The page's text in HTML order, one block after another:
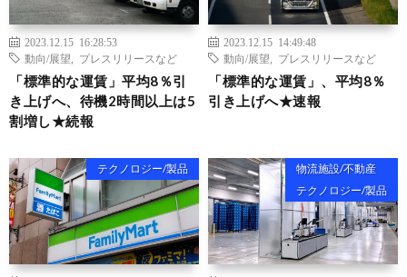
2023.12.15 16:28:53
動向/展望
プレスリリースなど
「標準的な運賃」平均8％引
き上げへ、待機2時間以上は5
割増し★続報
2023.12.15 14:49:48
動向/展望
プレスリリースなど
「標準的な運賃」、平均8％
引き上げへ★速報
テクノロジー/製品
物流施設/不動産
テクノロジー/製品